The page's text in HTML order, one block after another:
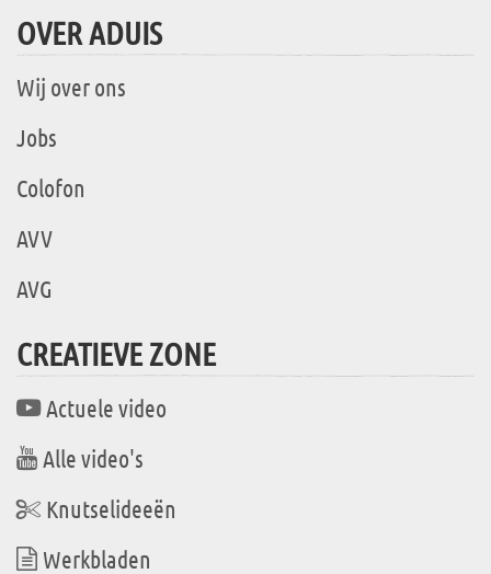
OVER ADUIS
Wij over ons
Jobs
Colofon
AVV
AVG
CREATIEVE ZONE
Actuele video
Alle video's
Knutselideeën
Werkbladen